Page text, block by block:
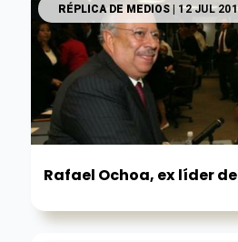
RÉPLICA DE MEDIOS| 12 JUL
Rafael Ochoa, ex líder del